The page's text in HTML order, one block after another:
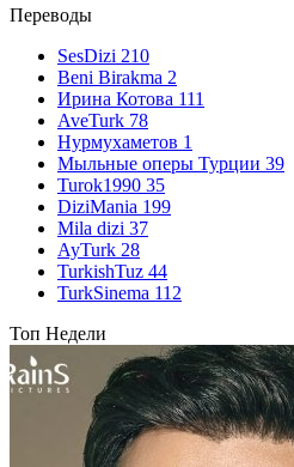
Переводы
SesDizi 210
Beni Birakma 2
Ирина Котова 111
AveTurk 78
Нурмухаметов 1
Мыльные оперы Турции 39
Turok1990 35
DiziMania 199
Mila dizi 37
AyTurk 28
TurkishTuz 44
TurkSinema 112
Топ Недели